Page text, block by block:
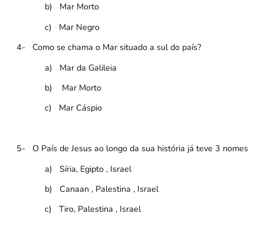
b)
Mar Morto
c)
Mar Negro
4-
Como se chama o Mar situado a sul do país?
a)
Mar da Galileia
b)
Mar Morto
c)
Mar Cáspio
5-
O País de Jesus ao longo da sua história já teve 3 nomes
a)
Síria, Egipto , Israel
b)
Canaan , Palestina , Israel
c)
Tiro, Palestina , Israel